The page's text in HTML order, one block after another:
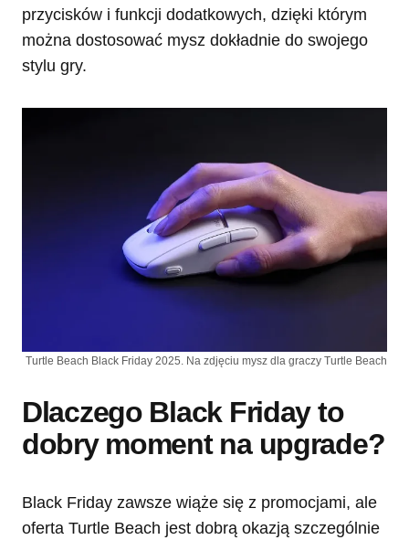
przycisków i funkcji dodatkowych, dzięki którym
można dostosować mysz dokładnie do swojego
stylu gry.
Turtle Beach Black Friday 2025. Na zdjęciu mysz dla graczy Turtle Beach
Dlaczego Black Friday to
dobry moment na upgrade?
Black Friday zawsze wiąże się z promocjami, ale
oferta Turtle Beach jest dobrą okazją szczególnie